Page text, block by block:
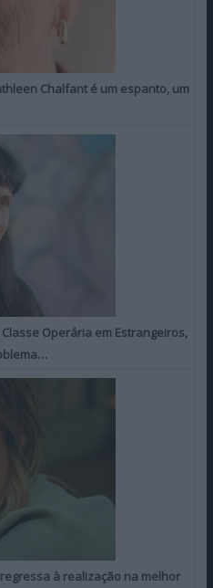
Chalfant é um espanto, um
Operária em Estrangeiros,
à realização na melhor